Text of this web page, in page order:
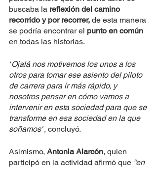
buscaba la reflexión del camino
recorrido y por recorrer, de esta manera
se podría encontrar el punto en común
en todas las historias.
“Ojalá nos motivemos los unos a los
otros para tomar ese asiento del piloto
de carrera para ir más rápido, y
nosotros pensar en cómo vamos a
intervenir en esta sociedad para que se
transforme en esa sociedad en la que
soñamos'', concluyó.
Asimismo, Antonia Alarcón, quien
participó en la actividad afirmó que “en